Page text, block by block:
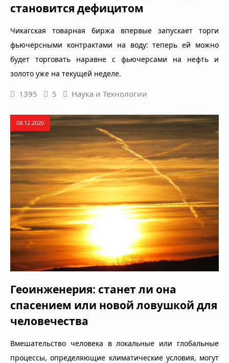
становится дефицитом
Чикагская товарная биржа впервые запускает торги
фьючерсными контрактами на воду: теперь ей можно
будет торговать наравне с фьючерсами на нефть и
золото уже на текущей неделе.
1395 5 Наука и Технологии
08.12.2020
Геоинженерия: станет ли она
спасением или новой ловушкой для
человечества
Вмешательство человека в локальные или глобальные
процессы, определяющие климатические условия, могут